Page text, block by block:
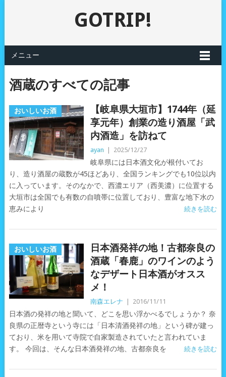
GOTRIP!
メニュー
酒蔵のすべての記事
おいしいお酒
【岐阜県大垣市】1744年（延
享元年）創業の造り酒屋「武
内酒造」を訪ねて
ayan 2025/12/27
岐阜県には日本酒文化が根付いてお
り、造り酒屋の蔵数が45ほどあり、全国ランキングでも10位以内
に入っています。そのなかで、西濃エリア（西美濃）に位置する
大垣市は全国でも有数の自噴帯に位置しており、豊富な地下水の
恵みにより
続きを読む
おいしいお酒
日本酒発祥の地！古都奈良の
酒蔵「春鹿」のワインのよう
なデザート日本酒がオスス
メ！
南森エレナ 2016/11/11
日本酒の発祥の地と聞いて、どこを思い浮かべるでしょうか？ 奈
良県の正暦寺という寺には「日本清酒発祥の地」という碑が建っ
ており、米を用いて寺院で自家製造されていたと言われていま
す。 今回は、そんな日本酒発祥の地、古都奈良を
続きを読む